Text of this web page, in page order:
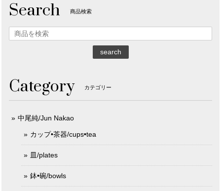
Search 商品検索
search
Category カテゴリー
中尾純/Jun Nakao
カップ•茶器/cups•tea
皿/plates
鉢•碗/bowls